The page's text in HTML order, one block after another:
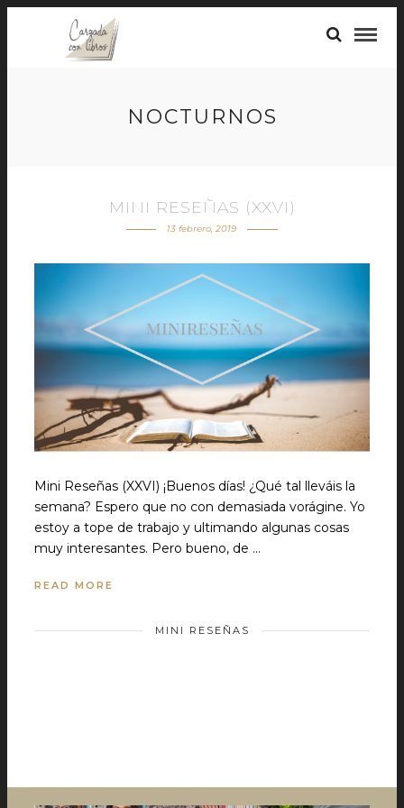
NOCTURNOS
MINI RESEÑAS (XXVI)
13 febrero, 2019
Mini Reseñas (XXVI) ¡Buenos días! ¿Qué tal lleváis la
semana? Espero que no con demasiada vorágine. Yo
estoy a tope de trabajo y ultimando algunas cosas
muy interesantes. Pero bueno, de …
READ MORE
MINI RESEÑAS